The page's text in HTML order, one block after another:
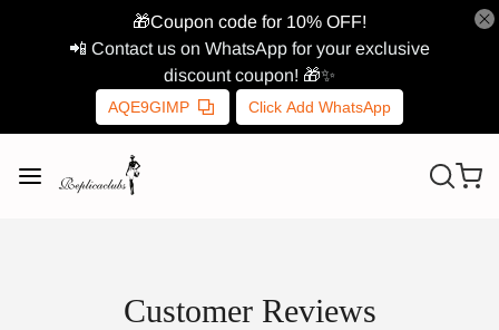
🎁Coupon code for 10% OFF!
📲 Contact us on WhatsApp for your exclusive
discount coupon! 🎁✨
AQE9GIMP Click Add WhatsApp
Customer Reviews